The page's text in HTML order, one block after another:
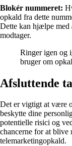
Blokér nummeret:
opkald fra dette
Dette kan hjælpe med
modtager.
Ringer igen og
bruger om
Afsluttende
Det er vigtigt at være
beskytte dine
potentielle risici og
chancerne for at blive
telemarketingopkald.